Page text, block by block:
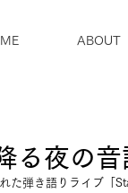
ABOUT
る夜の音
た弾き語りライブ「